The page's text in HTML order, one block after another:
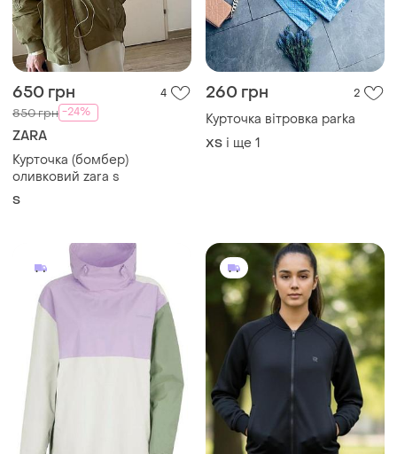
650 грн 4
850 грн -24%
ZARA
Курточка (бомбер)
оливковий zara s
S
260 грн 2
Курточка вітровка parka
ХS і ще 1